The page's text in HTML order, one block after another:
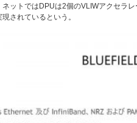
ットではDPUは2個のVLIWアクセラ
されているという。